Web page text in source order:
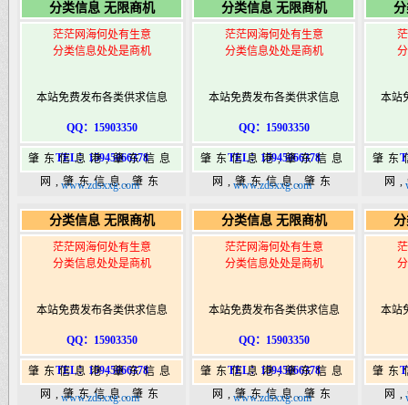
港|www.zhaodongshi.com港|www.zhaodongshi.com
港
分类信息 无限商机
茫茫网海何处有生意
分类信息处处是商机
本站免费发布各类供求信息
QQ：15903350
TEL：15945066378
肇东信息港,肇东信息
网,肇东信息,肇东
港|www.zhaodongshi.com
www.zdsxxg.com
分类信息 无限商机
茫茫网海何处有生意
分类信息处处是商机
本站免费发布各类供求信息
QQ：15903350
TEL：15945066378
肇东信息港,肇东信息
网,肇东信息,肇东
港|www.zhaodongshi.com
www.zdsxxg.com
本站
肇东
网
港
分类信息 无限商机
茫茫网海何处有生意
分类信息处处是商机
本站免费发布各类供求信息
QQ：15903350
TEL：15945066378
肇东信息港,肇东信息
网,肇东信息,肇东
www.zdsxxg.com
分类信息 无限商机
茫茫网海何处有生意
分类信息处处是商机
本站免费发布各类供求信息
QQ：15903350
TEL：15945066378
肇东信息港,肇东信息
网,肇东信息,肇东
www.zdsxxg.com
本站
肇东
网